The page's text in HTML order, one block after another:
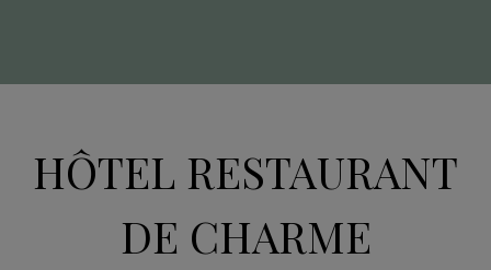
HÔTEL RESTAURANT
DE CHARME